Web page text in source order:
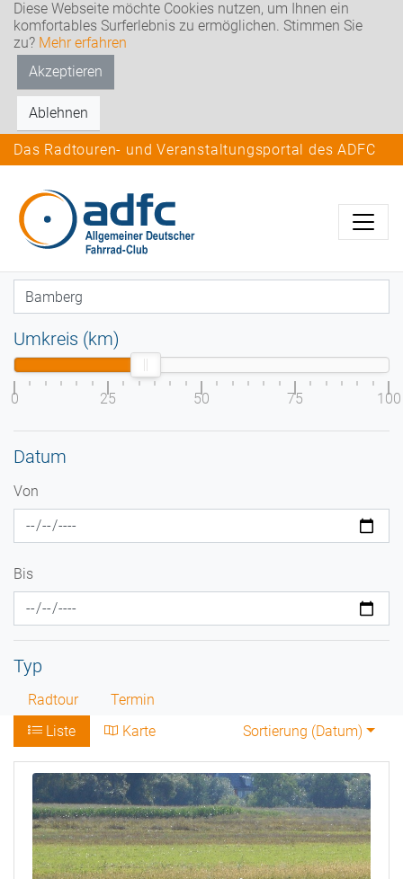
Diese Webseite möchte Cookies nutzen, um Ihnen ein
komfortables Surferlebnis zu ermöglichen. Stimmen Sie
zu? Mehr erfahren
Akzeptieren
Ablehnen
Das Radtouren- und Veranstaltungsportal des ADFC
Umkreis (km)
0 25 50 75 100
Datum
Von
Bis
Typ
Radtour
Termin
Liste
Karte Sortierung (Datum)